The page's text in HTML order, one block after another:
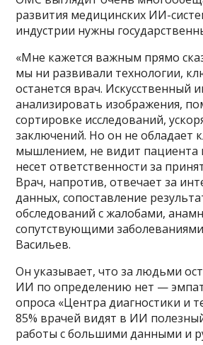
развития медицинских ИИ-
индустрии нужны
«Мне кажется важным прямо
мы ни развивали технологии,
останется врач. Искусственный
анализировать изображения,
сортировке исследований,
заключений. Но он не обладает
мышлением, не видит пациента
несет ответственности за
Врач, напротив, отвечает за
данных, сопоставление
обследований с жалобами,
сопутствующими
Васильев.
Он указывает, что за людьми
ИИ по определению нет —
опроса «Центра диагностики и
85% врачей видят в ИИ
работы с большими данными и